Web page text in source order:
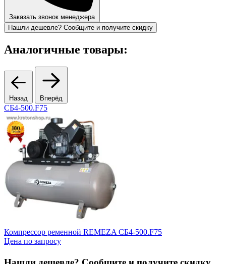
Заказать звонок менеджера
Нашли дешевле? Сообщите и получите скидку
Аналогичные товары:
Назад Вперёд
СБ4-500.F75
Компрессор ременной REMEZA СБ4-500.F75
Цена по запросу